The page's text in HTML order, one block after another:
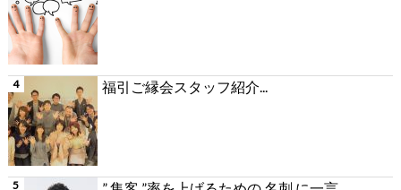
福引ご縁会スタッフ紹介...